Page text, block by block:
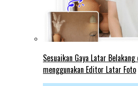
Sesuaikan Gaya Latar Belakang
menggunakan Editor Latar Foto